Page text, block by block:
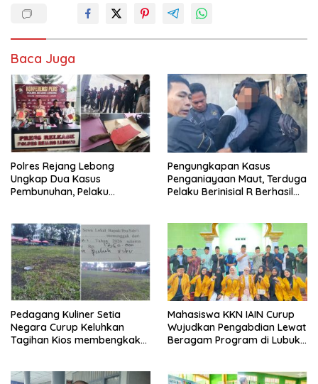
Baca Juga
Polres Rejang Lebong
Ungkap Dua Kasus
Pembunuhan, Pelaku
Pengungkapan Kasus
Penganiayaan Maut, Terduga
Pelaku Berinisial R Berhasil
Pedagang Kuliner Setia
Negara Curup Keluhkan
Tagihan Kios membengkak
Mahasiswa KKN IAIN Curup
Wujudkan Pengabdian Lewat
Beragam Program di Lubuk